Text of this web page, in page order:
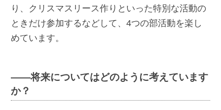
り、クリスマスリース作りといった特別な活動の
ときだけ参加するなどして、4つの部活動を楽し
めています。
――将来についてはどのように考えています
か？